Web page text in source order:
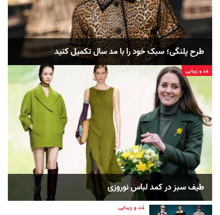
طرح پلنگی؛ سبک خود را با مد سال تکمیل کنید
مُد و زیبایی
طیف سبز در کمد لباس نوروزی
مُد و زیبایی